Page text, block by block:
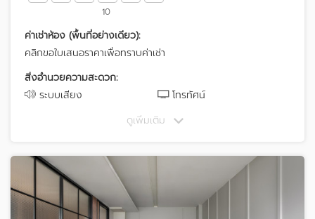
10
ค่าเช่าห้อง (พื้นที่อย่างเดียว):
คลิกขอใบเสนอราคาเพื่อทราบค่าเช่า
สิ่งอำนวยความสะดวก:
ระบบเสียง
โทรทัศน์
ดูเพิ่มเติม